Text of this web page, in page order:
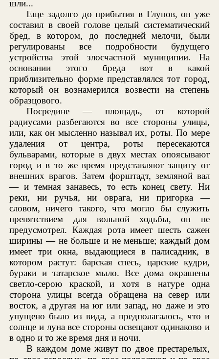
шли...
Еще задолго до прибытия в Глупов, он уже
составил в своей голове целый систематический
бред, в котором, до последней мелочи, были
регулированы все подробности будущего
устройства этой злосчастной муниципии. На
основании этого бреда вот в какой
приблизительно форме представлялся тот город,
который он вознамерился возвести на степень
образцового.
Посредине — площадь, от которой
радиусами разбегаются во все стороны улицы,
или, как он мысленно называл их, роты. По мере
удаления от центра, роты пересекаются
бульварами, которые в двух местах опоясывают
город и в то же время представляют защиту от
внешних врагов. Затем форштадт, земляной вал
— и темная занавесь, то есть конец свету. Ни
реки, ни ручья, ни оврага, ни пригорка —
словом, ничего такого, что могло бы служить
препятствием для вольной ходьбы, он не
предусмотрел. Каждая рота имеет шесть сажен
ширины — не больше и не меньше; каждый дом
имеет три окна, выдающиеся в палисадник, в
котором растут: барская спесь, царские кудри,
бураки и татарское мыло. Все дома окрашены
светло-серою краской, и хотя в натуре одна
сторона улицы всегда обращена на север или
восток, а другая на юг или запад, но даже и это
упущено было из вида, а предполагалось, что и
солнце и луна все стороны освещают одинаково и
в одно и то же время дня и ночи.
В каждом доме живут по двое престарелых,